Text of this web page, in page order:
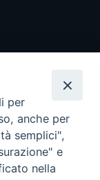
per
anche per
semplici",
e
nella